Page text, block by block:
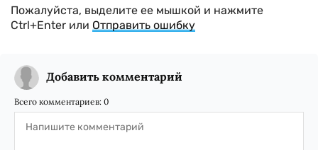
Пожалуйста, выделите ее мышкой и нажмите
Ctrl+Enter или Отправить ошибку
Добавить комментарий
Всего комментариев: 0